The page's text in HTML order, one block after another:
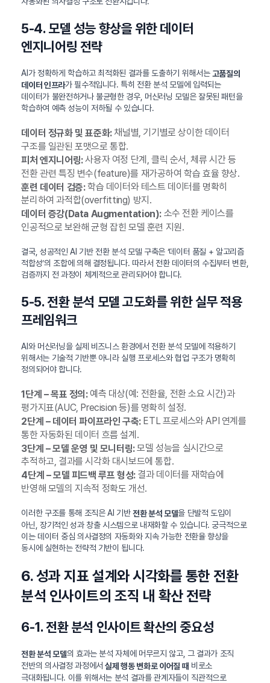
5-4. 모델 성능 향상을 위한 데이터
엔지니어링 전략
AI가 정확하게 학습하고 최적화된 결과를 도출하기 위해서는고품질의
데이터 인프라가 필수적입니다. 특히 전환 분석 모델에 입력되는
데이터가 불완전하거나 불균형한 경우, 머신러닝 모델은 잘못된 패턴을
학습하여 예측 성능이 저하될 수 있습니다.
데이터 정규화 및 표준화:채널별, 기기별로 상이한 데이터
구조를 일관된 포맷으로 통합.
피처 엔지니어링:사용자 여정 단계, 클릭 순서, 체류 시간 등
전환 관련 특징 변수(feature)를 재가공하여 학습 효율 향상.
훈련 데이터 검증:학습 데이터와 테스트 데이터를 명확히
분리하여 과적합(overfitting) 방지.
데이터 증강(Data Augmentation):소수 전환 케이스를
인공적으로 보완해 균형 잡힌 모델 훈련 지원.
결국, 성공적인 AI 기반 전환 분석 모델 구축은 ‘데이터 품질 + 알고리즘
적합성’의 조합에 의해 결정됩니다. 따라서 전환 데이터의 수집부터 변환,
검증까지 전 과정이 체계적으로 관리되어야 합니다.
5-5. 전환 분석 모델 고도화를 위한 실무 적용
프레임워크
AI와 머신러닝을 실제 비즈니스 환경에서 전환 분석 모델에 적용하기
위해서는 기술적 기반뿐 아니라 실행 프로세스와 협업 구조가 명확히
정의되어야 합니다.
1단계 – 목표 정의:예측 대상(예: 전환율, 전환 소요 시간)과
평가지표(AUC, Precision 등)를 명확히 설정.
2단계 – 데이터 파이프라인 구축:ETL 프로세스와 API 연계를
통한 자동화된 데이터 흐름 설계.
3단계 – 모델 운영 및 모니터링:모델 성능을 실시간으로
추적하고, 결과를 시각화 대시보드에 통합.
4단계 – 모델 피드백 루프 형성:결과 데이터를 재학습에
반영해 모델의 지속적 정확도 개선.
이러한 구조를 통해 조직은 AI 기반전환 분석 모델을 단발적 도입이
아닌, 장기적인 성과 창출 시스템으로 내재화할 수 있습니다. 궁극적으로
이는 데이터 중심 의사결정의 자동화와 지속 가능한 전환율 향상을
동시에 실현하는 전략적 기반이 됩니다.
6. 성과 지표 설계와 시각화를 통한 전환
분석 인사이트의 조직 내 확산 전략
6-1. 전환 분석 인사이트 확산의 중요성
전환 분석 모델의 효과는 분석 자체에 머무르지 않고, 그 결과가 조직
전반의 의사결정 과정에서실제 행동 변화로 이어질 때 비로소
극대화됩니다. 이를 위해서는 분석 결과를 관계자들이 직관적으로